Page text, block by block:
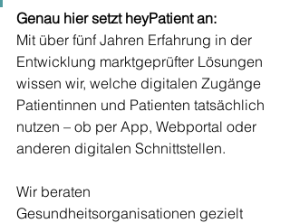
Genau hier setzt heyPatient an:
Mit über fünf Jahren Erfahrung in der
Entwicklung marktgeprüfter Lösungen
wissen wir, welche digitalen Zugänge
Patientinnen und Patienten tatsächlich
nutzen – ob per App, Webportal oder
anderen digitalen Schnittstellen.
Wir beraten
Gesundheitsorganisationen gezielt